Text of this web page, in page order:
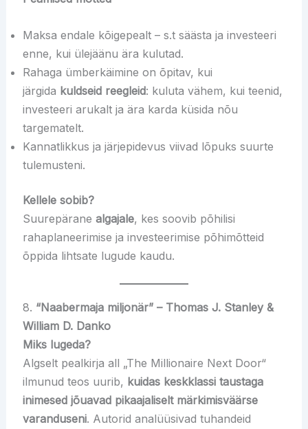
Maksa endale kõigepealt – s.t säästa ja investeeri
enne, kui ülejäänu ära kulutad.
Rahaga ümberkäimine on õpitav, kui
järgida kuldseid reegleid: kuluta vähem, kui teenid,
investeeri arukalt ja ära karda küsida nõu
targematelt.
Kannatlikkus ja järjepidevus viivad lõpuks suurte
tulemusteni.
Kellele sobib?
Suurepärane algajale, kes soovib põhilisi
rahaplaneerimise ja investeerimise põhimõtteid
õppida lihtsate lugude kaudu.
8. “Naabermaja miljonär” – Thomas J. Stanley &
William D. Danko
Miks lugeda?
Algselt pealkirja all „The Millionaire Next Door“
ilmunud teos uurib, kuidas keskklassi taustaga
inimesed jõuavad pikaajaliselt märkimisväärse
varanduseni. Autorid analüüsivad tuhandeid